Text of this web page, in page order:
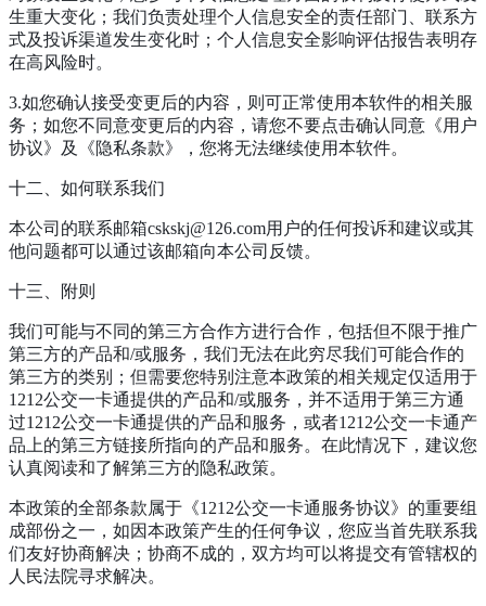
生重大变化；我们负责处理个人信息安全的责任部门、联系方
式及投诉渠道发生变化时；个人信息安全影响评估报告表明存
在高风险时。
3.如您确认接受变更后的内容，则可正常使用本软件的相关服
务；如您不同意变更后的内容，请您不要点击确认同意《用户
协议》及《隐私条款》，您将无法继续使用本软件。
十二、如何联系我们
本公司的联系邮箱cskskj@126.com用户的任何投诉和建议或其
他问题都可以通过该邮箱向本公司反馈。
十三、附则
我们可能与不同的第三方合作方进行合作，包括但不限于推广
第三方的产品和/或服务，我们无法在此穷尽我们可能合作的
第三方的类别；但需要您特别注意本政策的相关规定仅适用于
1212公交一卡通提供的产品和/或服务，并不适用于第三方通
过1212公交一卡通提供的产品和服务，或者1212公交一卡通产
品上的第三方链接所指向的产品和服务。在此情况下，建议您
认真阅读和了解第三方的隐私政策。
本政策的全部条款属于《1212公交一卡通服务协议》的重要组
成部份之一，如因本政策产生的任何争议，您应当首先联系我
们友好协商解决；协商不成的，双方均可以将提交有管辖权的
人民法院寻求解决。